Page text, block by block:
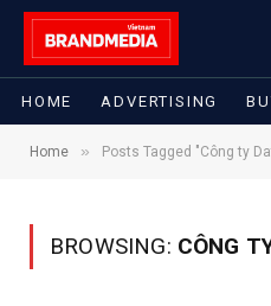
HOME ADVERTISING
Home » Posts Tagged "Công ty
BROWSING: CÔNG